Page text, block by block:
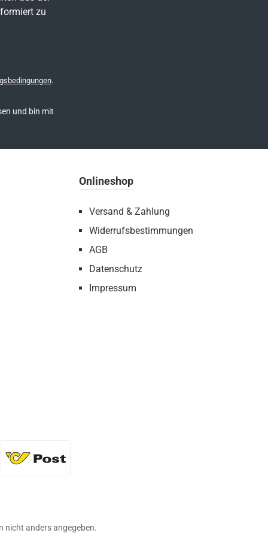
zu
.
und bin mit
Onlineshop
Versand & Zahlung
Widerrufsbestimmungen
AGB
Datenschutz
Impressum
nicht anders angegeben.